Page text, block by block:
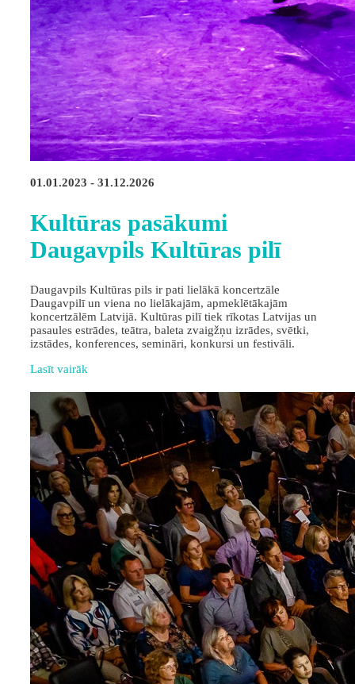
01.01.2023 - 31.12.2026
Kultūras pasākumi
Daugavpils Kultūras pilī
Daugavpils Kultūras pils ir pati lielākā koncertzāle
Daugavpilī un viena no lielākajām, apmeklētākajām
koncertzālēm Latvijā. Kultūras pilī tiek rīkotas Latvijas un
pasaules estrādes, teātra, baleta zvaigžņu izrādes, svētki,
izstādes, konferences, semināri, konkursi un festivāli.
Lasīt vairāk